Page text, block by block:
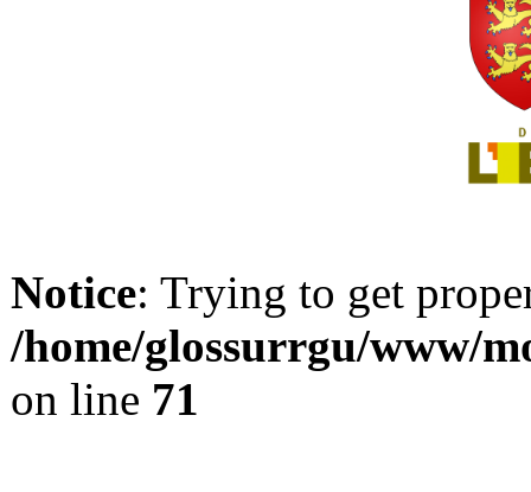
Notice: Trying to get
/home/glossurrgu/www/
on line 71